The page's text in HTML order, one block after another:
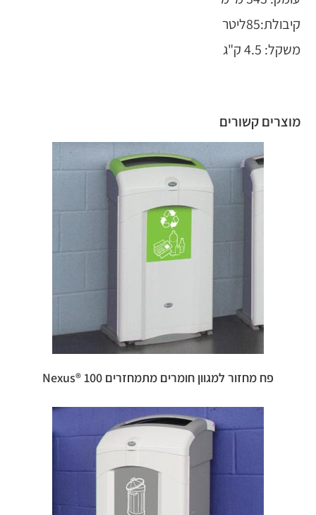
קיבולת:85ליטר
משקל: 4.5 ק"ג
מוצרים קשורים
פח מחזור למגוון חומרים מתמחזרים 100 ®Nexus